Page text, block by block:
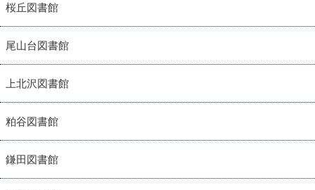
桜丘図書館
尾山台図書館
上北沢図書館
粕谷図書館
鎌田図書館